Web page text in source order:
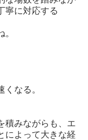
寧に対応する
なる。
積みながらも、エ
によって大きな経